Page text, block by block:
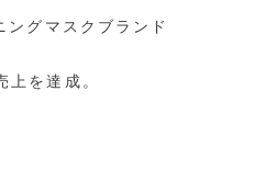
グマスクブランド
上を達成。